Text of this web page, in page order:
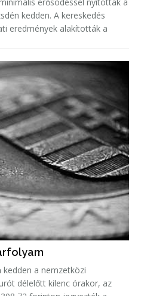
kedden. A kereskedés
eredmények alakították a
a nemzetközi